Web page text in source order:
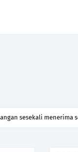
sesekali menerima